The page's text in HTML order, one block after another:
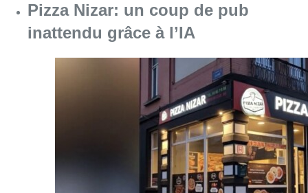
Pizza Nizar: un coup de pub
inattendu grâce à l’IA